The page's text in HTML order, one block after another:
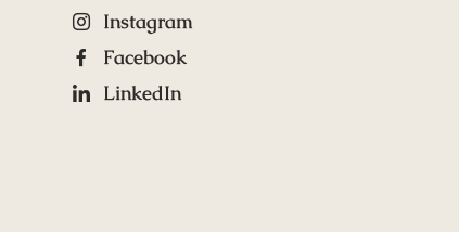
Instagram
Facebook
LinkedIn